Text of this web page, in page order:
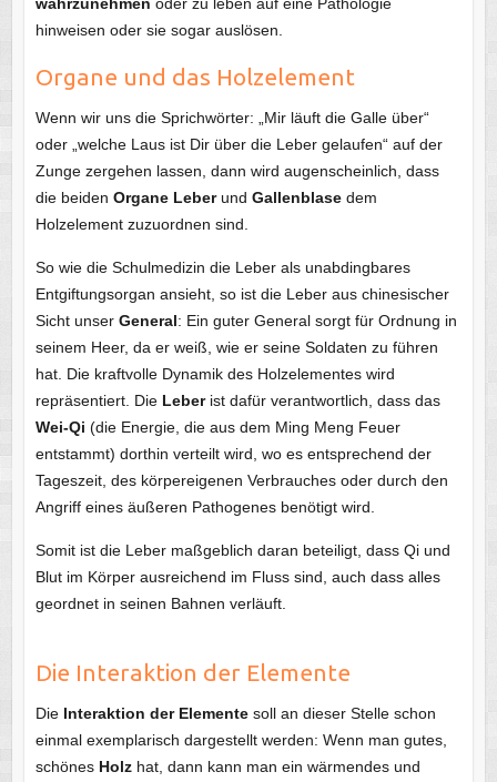
hinweisen oder sie sogar auslösen.
Organe und das Holzelement
Wenn wir uns die Sprichwörter: „Mir läuft die Galle über“
oder „welche Laus ist Dir über die Leber gelaufen“ auf der
Zunge zergehen lassen, dann wird augenscheinlich, dass
die beiden Organe Leberund Gallenblasedem
Holzelement zuzuordnen sind.
So wie die Schulmedizin die Leber als unabdingbares
Entgiftungsorgan ansieht, so ist die Leber aus chinesischer
Sicht unser General: Ein guter General sorgt für Ordnung in
seinem Heer, da er weiß, wie er seine Soldaten zu führen
hat. Die kraftvolle Dynamik des Holzelementes wird
repräsentiert. Die Leberist dafür verantwortlich, dass das
Wei-Qi (die Energie, die aus dem Ming Meng Feuer
entstammt) dorthin verteilt wird, wo es entsprechend der
Tageszeit, des körpereigenen Verbrauches oder durch den
Angriff eines äußeren Pathogenes benötigt wird.
Somit ist die Leber maßgeblich daran beteiligt, dass Qi und
Blut im Körper ausreichend im Fluss sind, auch dass alles
geordnet in seinen Bahnen verläuft.
Die Interaktion der Elemente
Die Interaktion der Elementesoll an dieser Stelle schon
einmal exemplarisch dargestellt werden: Wenn man gutes,
schönes Holzhat, dann kann man ein wärmendes und